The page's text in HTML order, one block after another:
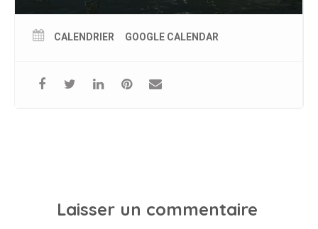
CALENDRIER GOOGLE CALENDAR
Laisser un commentaire